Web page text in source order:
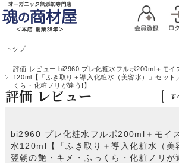
トップ
評価 レビュー:bi2960 プレ化粧水フルボ200ml＋モイ
120ml【「ふき取り＋導入化粧水（美容水）」セット
くら・化粧ノリが違う!】
評価 レビュー
bi2960 プレ化粧水フルボ200ml＋モイ
水120ml【「ふき取り＋導入化粧水（美
翌朝の艶・キメ・ふっくら・化粧ノリが